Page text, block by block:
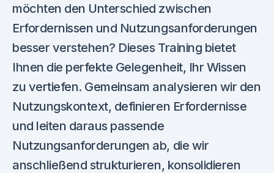
möchten den Unterschied zwischen
Erfordernissen und Nutzungsanforderungen
besser verstehen? Dieses Training bietet
Ihnen die perfekte Gelegenheit, Ihr Wissen
zu vertiefen. Gemeinsam analysieren wir den
Nutzungskontext, definieren Erfordernisse
und leiten daraus passende
Nutzungsanforderungen ab, die wir
anschließend strukturieren, konsolidieren